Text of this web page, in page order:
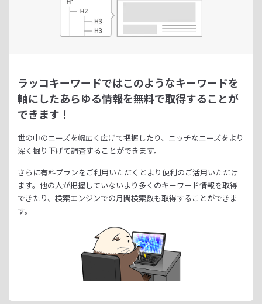
ラッコキーワードではこのようなキーワードを
軸にしたあらゆる情報を無料で取得することが
できます！
世の中のニーズを幅広く広げて把握したり、 ニッチなニーズをより
深く掘り下げて調査することができます。
さらに有料プランをご利用いただくとより便利のご活用いただけ
ます。 他の人が把握していないより多くのキーワード情報を取得
できたり、 検索エンジンでの月間検索数も取得することができま
す。